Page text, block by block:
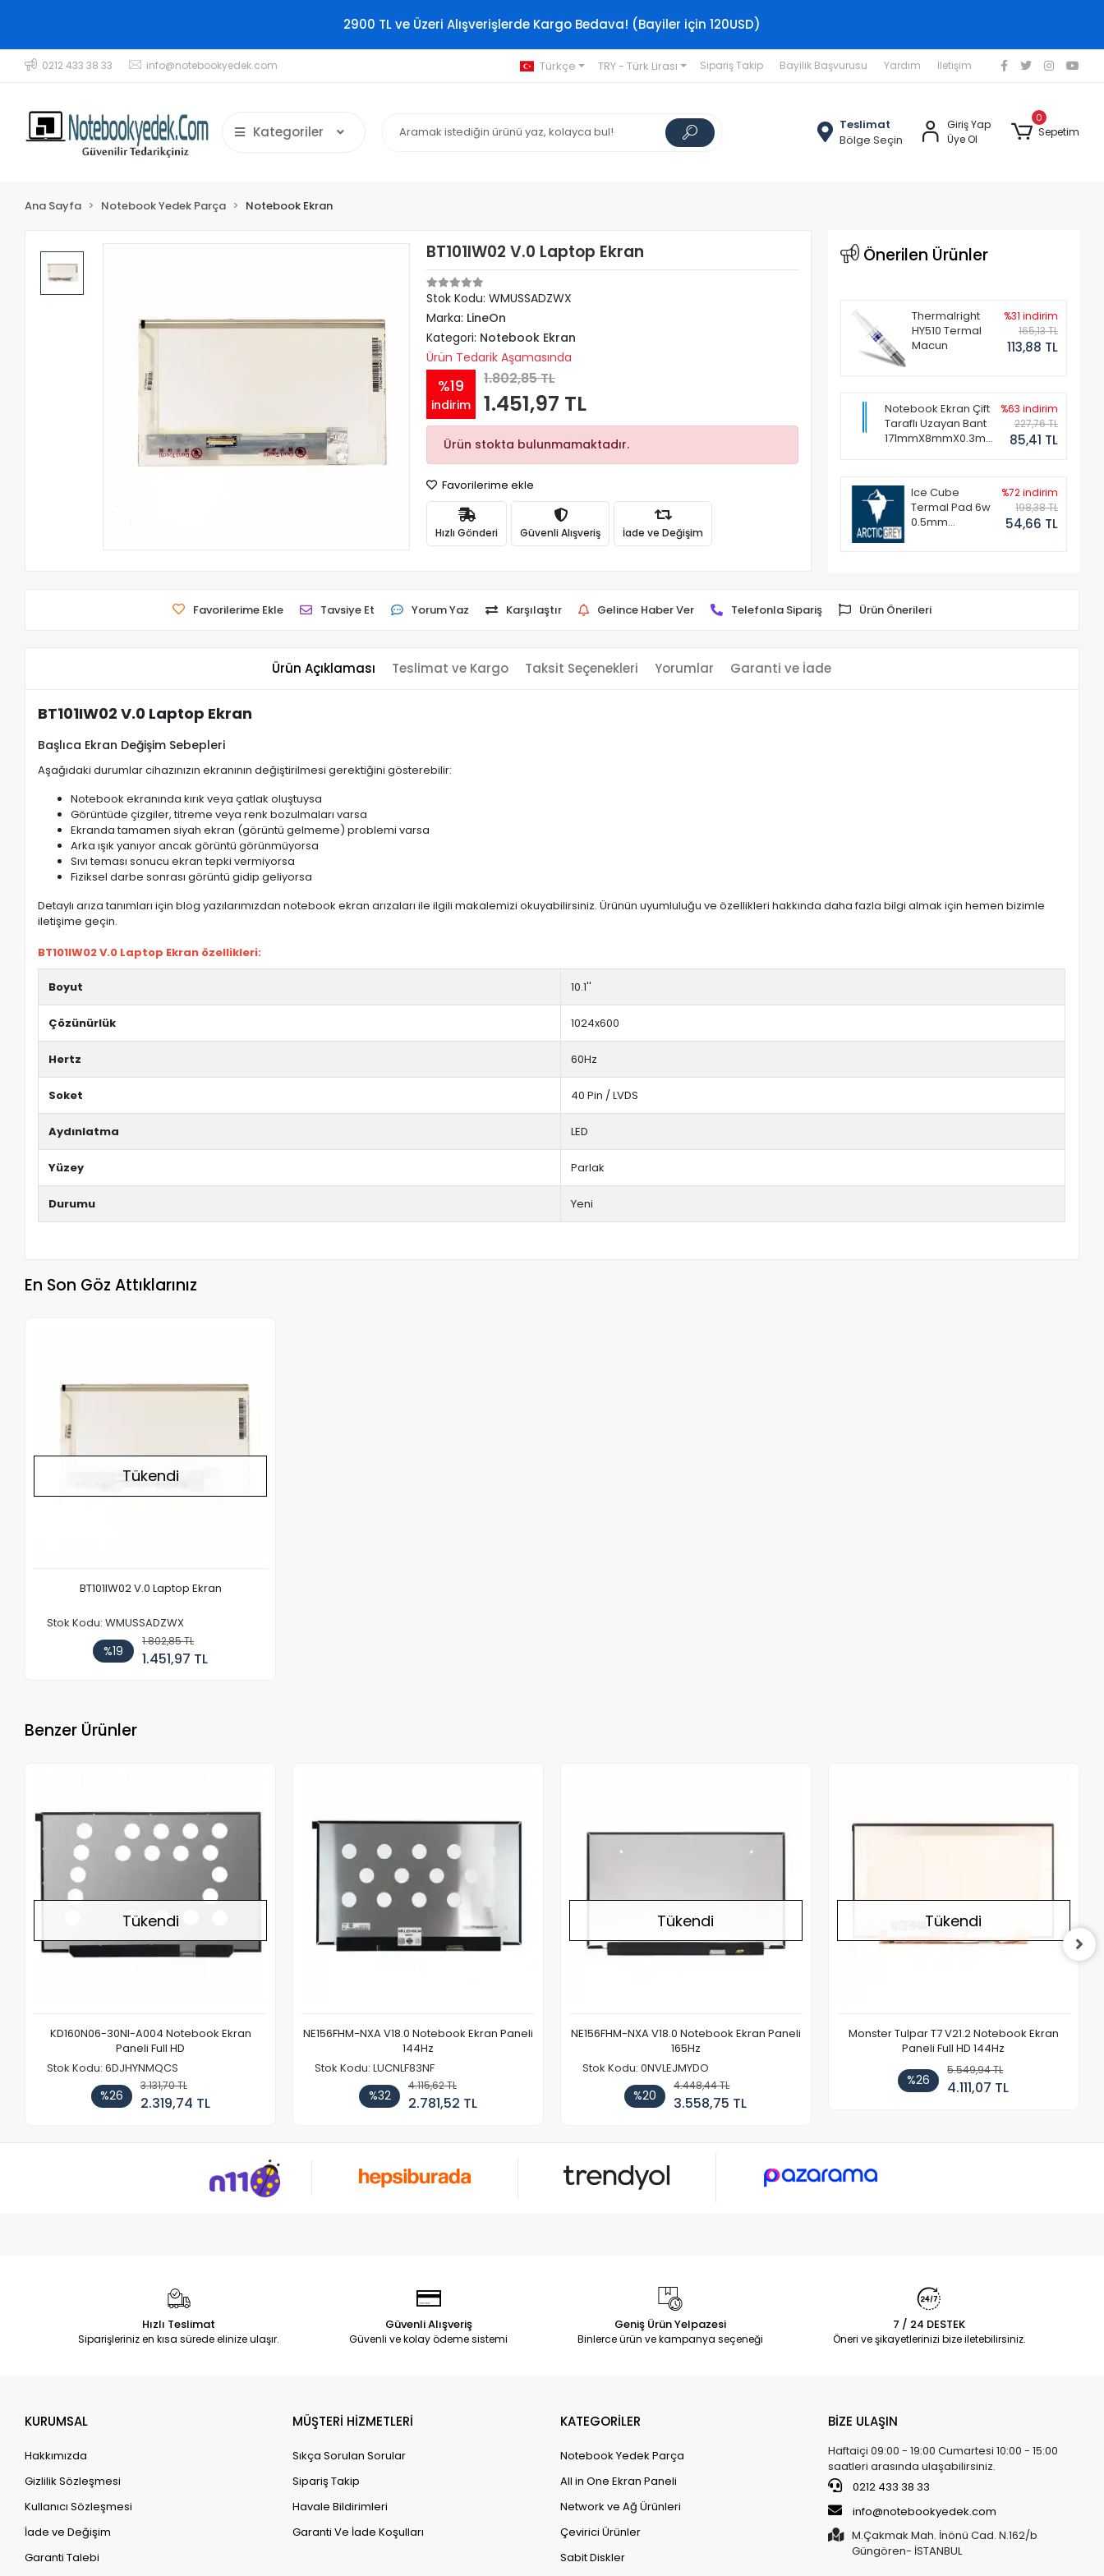
2900 TL ve Üzeri Alışverişlerde Kargo Bedava! (Bayiler için 120USD)
0212 433 38 33 info@notebookyedek.com Türkçe TRY - Türk Lirası Sipariş Takip Bayilik Başvurusu Yardım İletişim
Kategoriler
Teslimat
Bölge Seçin
Giriş Yap
Üye Ol
0
Sepetim
Ana Sayfa Notebook Yedek Parça Notebook Ekran
BT101IW02 V.0 Laptop Ekran
Stok Kodu: WMUSSADZWX
Marka: LineOn
Kategori: Notebook Ekran
Ürün Tedarik Aşamasında
%19
indirim
1.802,85 TL
1.451,97 TL
Ürün stokta bulunmamaktadır.
Favorilerime ekle
Hızlı Gönderi Güvenli Alışveriş İade ve Değişim
Önerilen Ürünler
Thermalright
HY510 Termal
Macun
%31 indirim
165,13 TL
113,88 TL
Notebook Ekran Çift
Taraflı Uzayan Bant
171mmX8mmX0.3mm
%63 indirim
227,76 TL
85,41 TL
Ice Cube
Termal Pad 6w
0.5mm
%72 indirim
198,38 TL
54,66 TL
Favorilerime Ekle Tavsiye Et Yorum Yaz Karşılaştır Gelince Haber Ver Telefonla Sipariş Ürün Önerileri
Ürün Açıklaması Teslimat ve Kargo Taksit Seçenekleri Yorumlar Garanti ve İade
BT101IW02 V.0 Laptop Ekran
Başlıca Ekran Değişim Sebepleri
Aşağıdaki durumlar cihazınızın ekranının değiştirilmesi gerektiğini gösterebilir:
Notebook ekranında kırık veya çatlak oluştuysa
Görüntüde çizgiler, titreme veya renk bozulmaları varsa
Ekranda tamamen siyah ekran (görüntü gelmeme) problemi varsa
Arka ışık yanıyor ancak görüntü görünmüyorsa
Sıvı teması sonucu ekran tepki vermiyorsa
Fiziksel darbe sonrası görüntü gidip geliyorsa
Detaylı arıza tanımları için blog yazılarımızdan notebook ekran arızaları ile ilgili makalemizi okuyabilirsiniz. Ürünün uyumluluğu ve özellikleri hakkında daha fazla bilgi almak için hemen bizimle
iletişime geçin.
BT101IW02 V.0 Laptop Ekran özellikleri:
Boyut 10.1''
Çözünürlük 1024x600
Hertz 60Hz
Soket 40 Pin / LVDS
Aydınlatma LED
Yüzey Parlak
Durumu Yeni
En Son Göz Attıklarınız
Tükendi
BT101IW02 V.0 Laptop Ekran
Stok Kodu: WMUSSADZWX
%19
1.802,85 TL
1.451,97 TL
Benzer Ürünler
Tükendi
KD160N06-30NI-A004 Notebook Ekran
Paneli Full HD
Stok Kodu: 6DJHYNMQCS
%26
3.131,70 TL
2.319,74 TL
NE156FHM-NXA V18.0 Notebook Ekran Paneli
144Hz
Stok Kodu: LUCNLF83NF
%32
4.115,62 TL
2.781,52 TL
Tükendi
NE156FHM-NXA V18.0 Notebook Ekran Paneli
165Hz
Stok Kodu: 0NVLEJMYDO
%20
4.448,44 TL
3.558,75 TL
Tükendi
Monster Tulpar T7 V21.2 Notebook Ekran
Paneli Full HD 144Hz
%26
5.549,94 TL
4.111,07 TL
Hızlı Teslimat
Siparişleriniz en kısa sürede elinize ulaşır.
Güvenli Alışveriş
Güvenli ve kolay ödeme sistemi
Geniş Ürün Yelpazesi
Binlerce ürün ve kampanya seçeneği
7 / 24 DESTEK
Öneri ve şikayetlerinizi bize iletebilirsiniz.
KURUMSAL
Hakkımızda
Gizlilik Sözleşmesi
Kullanıcı Sözleşmesi
İade ve Değişim
Garanti Talebi
MÜŞTERİ HİZMETLERİ
Sıkça Sorulan Sorular
Sipariş Takip
Havale Bildirimleri
Garanti Ve İade Koşulları
KATEGORİLER
Notebook Yedek Parça
All in One Ekran Paneli
Network ve Ağ Ürünleri
Çevirici Ürünler
Sabit Diskler
BİZE ULAŞIN
Haftaiçi 09:00 - 19:00 Cumartesi 10:00 - 15:00
saatleri arasında ulaşabilirsiniz.
0212 433 38 33
info@notebookyedek.com
M.Çakmak Mah. İnönü Cad. N.162/b
Güngören- İSTANBUL